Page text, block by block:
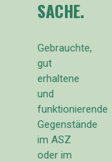
SACHE.
Gebrauchte,
gut
erhaltene
und
funktionierende
Gegenstände
im ASZ
oder im